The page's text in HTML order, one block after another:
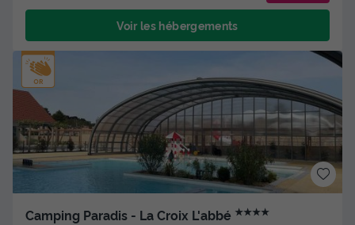
Voir les hébergements
Camping Paradis - La Croix L'abbé ★★★★